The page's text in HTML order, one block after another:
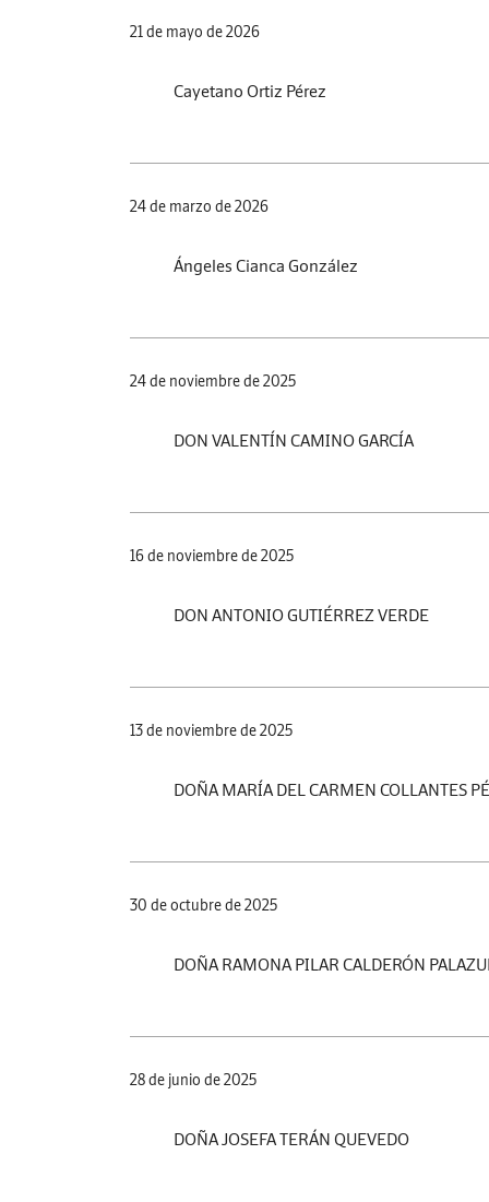
21 de mayo de 2026
Cayetano Ortiz Pérez
24 de marzo de 2026
Ángeles Cianca González
24 de noviembre de 2025
DON VALENTÍN CAMINO GARCÍA
16 de noviembre de 2025
DON ANTONIO GUTIÉRREZ VERDE
13 de noviembre de 2025
DOÑA MARÍA DEL CARMEN COLLANTES
30 de octubre de 2025
DOÑA RAMONA PILAR CALDERÓN
28 de junio de 2025
DOÑA JOSEFA TERÁN QUEVEDO